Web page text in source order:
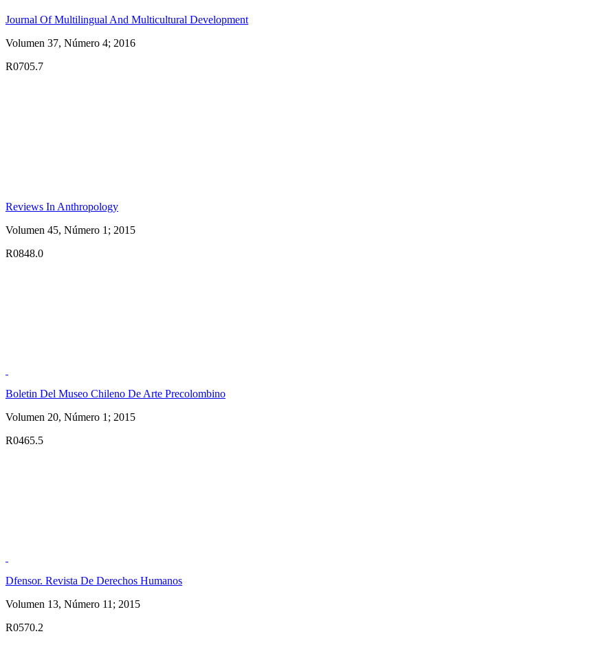
Journal Of Multilingual And Multicultural Development
Volumen 37, Número 4; 2016
R0705.7
Reviews In Anthropology
Volumen 45, Número 1; 2015
R0848.0
Boletin Del Museo Chileno De Arte Precolombino
Volumen 20, Número 1; 2015
R0465.5
Dfensor. Revista De Derechos Humanos
Volumen 13, Número 11; 2015
R0570.2